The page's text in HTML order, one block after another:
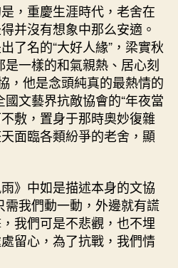
，重慶生涯時代，老舍在
并沒有想象中那么安適。
了名的“大好人緣”，梁實秋
是一樣的和氣親熱、居心刻
，他是念頭純真的最熱情的
文藝界抗敵協會的“年夜當
不敷，置身于那時奧妙復雜
面臨各類紛爭的老舍，顯
》中如是描述本身的文協
需我們動一動，外邊就有謊
我們可是不悲觀，也不埋
留心，為了抗戰，我們情